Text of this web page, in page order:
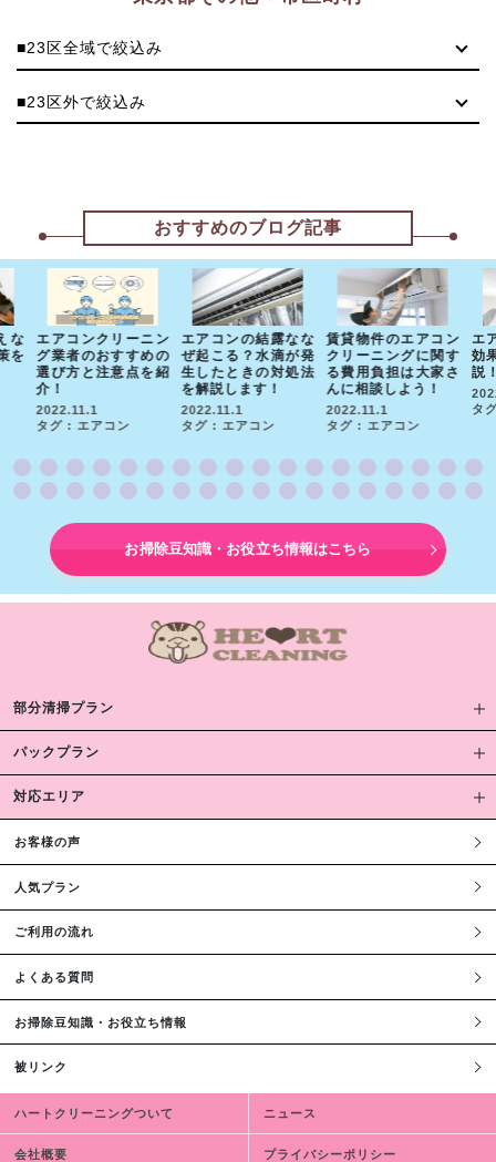
■23区全域で絞込み
■23区外で絞込み
おすすめのブログ記事
な
を
エアコンクリーニン
グ業者のおすすめの
選び方と注意点を紹
介！
2022.11.1
タグ : エアコン
エアコンの結露なな
ぜ起こる？水滴が発
生したときの対処法
を解説します！
2022.11.1
タグ : エアコン
賃貸物件のエアコン
クリーニングに関す
る費用負担は大家さ
んに相談しよう！
2022.11.1
タグ : エアコン
エ
効
説
タ
お掃除豆知識・お役立ち情報はこちら
部分清掃プラン
パックプラン
対応エリア
お客様の声
人気プラン
ご利用の流れ
よくある質問
お掃除豆知識・お役立ち情報
被リンク
ハートクリーニングついて ニュース
会社概要 プライバシーポリシー